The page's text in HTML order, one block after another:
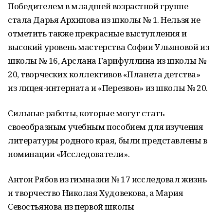
Победителем в младшей возрастной группе
стала Дарья Архипова из школы № 1. Нельзя не
отметить также прекрасные выступления и
высокий уровень мастерства Софии Ульяновой из
школы № 16, Арслана Гарифуллина из школы №
20, творческих коллективов «Планета детства»
из лицея-интерната и «Перезвон» из школы № 20.
Сильные работы, которые могут стать
своеобразным учебным пособием для изучения
литературы родного края, были представлены в
номинации «Исследователи».
Антон Рябов из гимназии № 17 исследовал жизнь
и творчество Николая Худовекова, а Мария
Севостьянова из первой школы